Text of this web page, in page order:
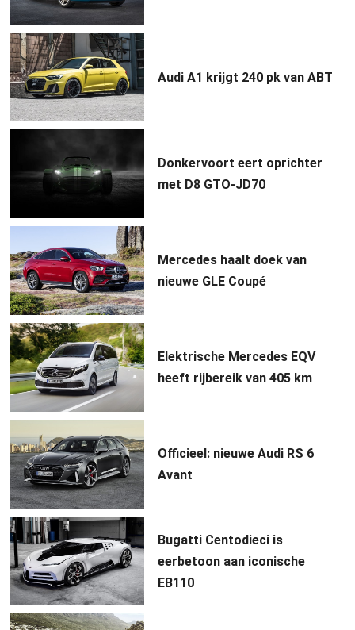
Audi A1 krijgt 240 pk van ABT
Donkervoort eert oprichter
met D8 GTO-JD70
Mercedes haalt doek van
nieuwe GLE Coupé
Elektrische Mercedes EQV
heeft rijbereik van 405 km
Officieel: nieuwe Audi RS 6
Avant
Bugatti Centodieci is
eerbetoon aan iconische
EB110